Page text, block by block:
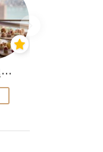
✾達芬妮•愛孩子•愛生活✾